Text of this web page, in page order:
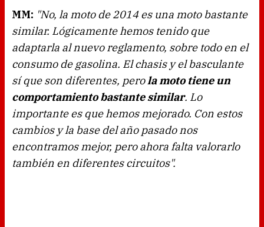
MM: "No, la moto de 2014 es una moto bastante
similar. Lógicamente hemos tenido que
adaptarla al nuevo reglamento, sobre todo en el
consumo de gasolina. El chasis y el basculante
sí que son diferentes, perola moto tiene un
comportamiento bastante similar. Lo
importante es que hemos mejorado. Con estos
cambios y la base del año pasado nos
encontramos mejor, pero ahora falta valorarlo
también en diferentes circuitos".